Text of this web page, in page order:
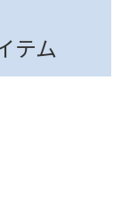
テム